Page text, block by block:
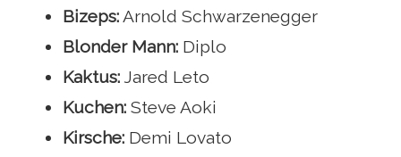
Bizeps:Arnold Schwarzenegger
Blonder Mann: Diplo
Kaktus: Jared Leto
Kuchen: Steve Aoki
Kirsche: Demi Lovato